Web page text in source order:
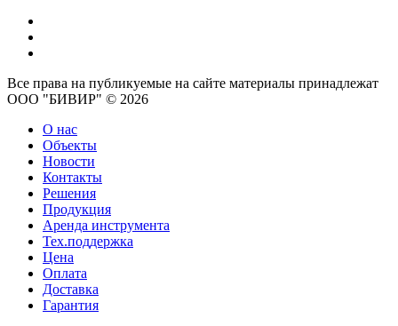
Все права на публикуемые на сайте материалы принадлежат
ООО "БИВИР" © 2026
О нас
Объекты
Новости
Контакты
Решения
Продукция
Аренда инструмента
Тех.поддержка
Цена
Оплата
Доставка
Гарантия